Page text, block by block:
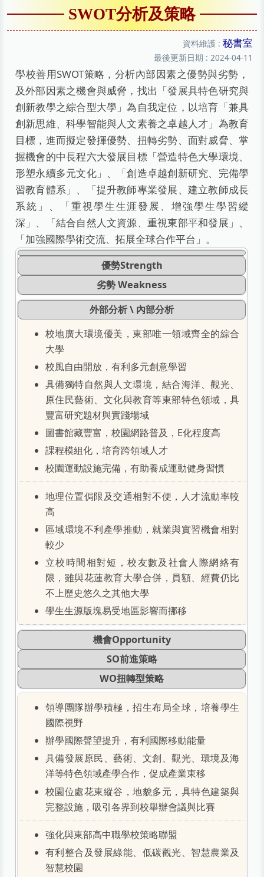
SWOT分析及策略
資料維護 : 秘書室
最後更新日期 : 2024-04-11
學校善用SWOT策略，分析內部因素之優勢與劣勢，
及外部因素之機會與威脅，找出「發展具特色研究與
創新教學之綜合型大學」為自我定位，以培育「兼具
創新思維、科學智能與人文素養之卓越人才」為教育
目標，進而擬定發揮優勢、扭轉劣勢、面對威脅、掌
握機會的中長程六大發展目標「營造特色大學環境、
形塑永續多元文化」、「創造卓越創新研究、完備學
習教育體系」、「提升教師專業發展、建立教師成長
系統」、「重視學生生涯發展、增強學生學習縱
深」、「結合自然人文資源、重視東部平和發展」、
「加強國際學術交流、拓展全球合作平台」。
優勢Strength
劣勢 Weakness
外部分析 \ 內部分析
校地廣大環境優美，東部唯一領域齊全的綜合
大學
校風自由開放，有利多元創意學習
具備獨特自然與人文環境，結合海洋、觀光、
原住民藝術、文化與教育等東部特色領域，具
豐富研究題材與實踐場域
圖書館藏豐富，校園網路普及，E化程度高
課程模組化，培育跨領域人才
校園運動設施完備，有助養成運動健身習慣
地理位置侷限及交通相對不便，人才流動率較
高
區域環境不利產學推動，就業與實習機會相對
較少
立校時間相對短，校友數及社會人際網絡有
限，雖與花蓮教育大學合併，員額、經費仍比
不上歷史悠久之其他大學
學生生源版塊易受地區影響而挪移
機會Opportunity
SO前進策略
WO扭轉型策略
領導團隊辦學積極，招生布局全球，培養學生
國際視野
辦學國際聲望提升，有利國際移動能量
具備發展原民、藝術、文創、觀光、環境及海
洋等特色領域產學合作，促成產業東移
校園位處花東縱谷，地貌多元，具特色建築與
完整設施，吸引各界到校舉辦會議與比賽
強化與東部高中職學校策略聯盟
有利整合及發展綠能、低碳觀光、智慧農業及
智慧校園